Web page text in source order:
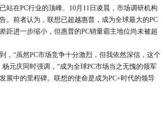
在PC行业的顶峰。10月11日凌晨，市场调研机构
。前者认为，联想已超越惠普，成为全球最大的PC
距进一步缩小，但惠普的PC销量霸主地位尚未被超
“虽然PC市场竞争十分激烈，但我依然深信，这个
元庆同时强调，“成为全球PC市场当之无愧的领军
展中的里程碑。联想的使命是成为PC+时代的领导